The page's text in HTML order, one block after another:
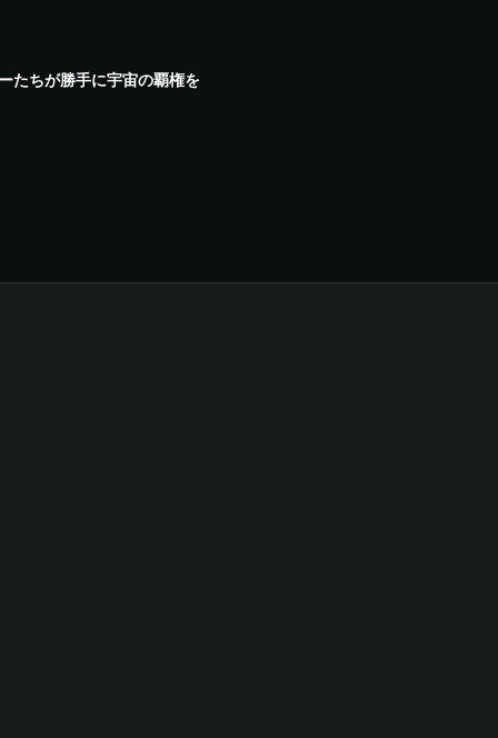
たちが勝手に宇宙の覇権を